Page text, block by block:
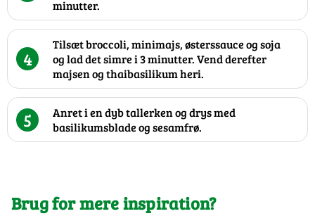
minutter.
4
Tilsæt broccoli, minimajs, østerssauce og soja
og lad det simre i 3 minutter. Vend derefter
majsen og thaibasilikum heri.
5
Anret i en dyb tallerken og drys med
basilikumsblade og sesamfrø.
Brug for mere inspiration?